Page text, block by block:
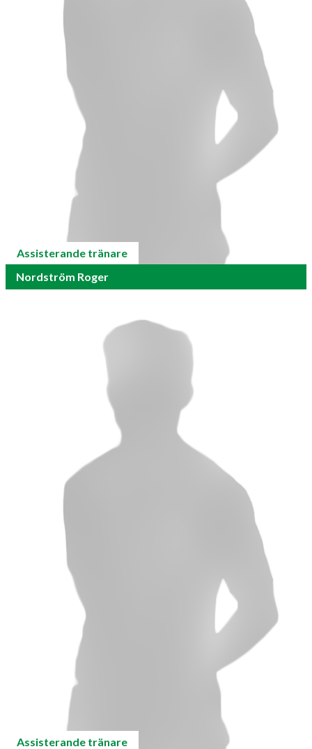
Assisterande tränare
Nordström Roger
Assisterande tränare